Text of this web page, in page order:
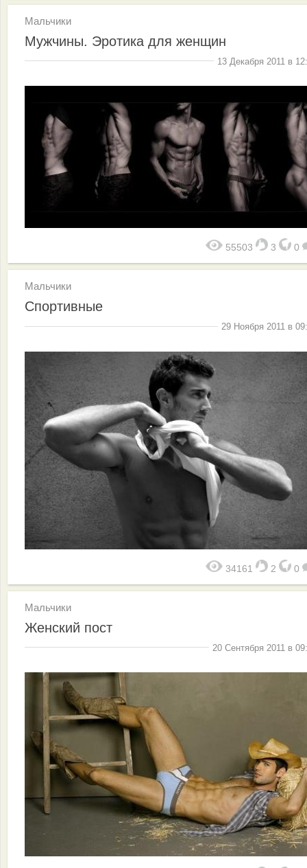
Мальчики
Мужчины. Эротика для женщин
13 Декабря 2011 в
55503 3 0
Мальчики
Спортивные
29 Ноября 2011 в
34161 2 0
Мальчики
Женский пост
20 Сентября 2011 в